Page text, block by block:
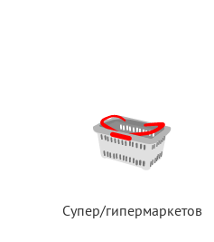
Супер/гипермаркетов